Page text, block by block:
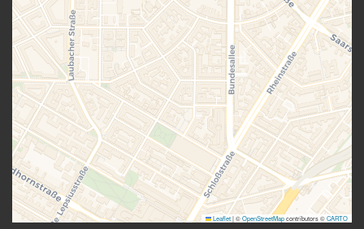
Leaflet|©OpenStreetMapcontributors ©CARTO